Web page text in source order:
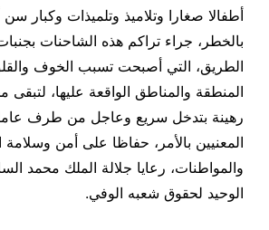
أطفالا صغارا وتلاميذ وتلميذات وكبار
بالخطر، جراء تراكم هذه الشاحنات
الطريق، التي أصبحت تسبب الخوف
المنطقة والمناطق الواقعة عليها،
رهينة بتدخل سريع وعاجل من طرف عامل
المعنيين بالأمر، حفاظا على أمن وسلامة
والمواطنات، رعايا جلالة الملك محمد
الوحيد لحقوق شعبه الوفي.